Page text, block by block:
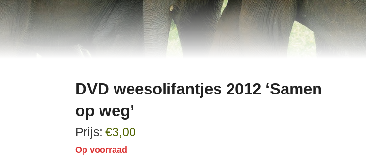
DVD weesolifantjes 2012 ‘Samen
op weg’
€3,00
Op voorraad